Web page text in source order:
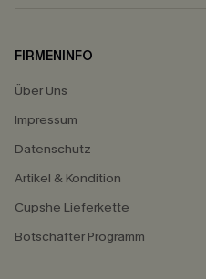
FIRMENINFO
Über Uns
Impressum
Datenschutz
Artikel & Kondition
Cupshe Lieferkette
Botschafter Programm